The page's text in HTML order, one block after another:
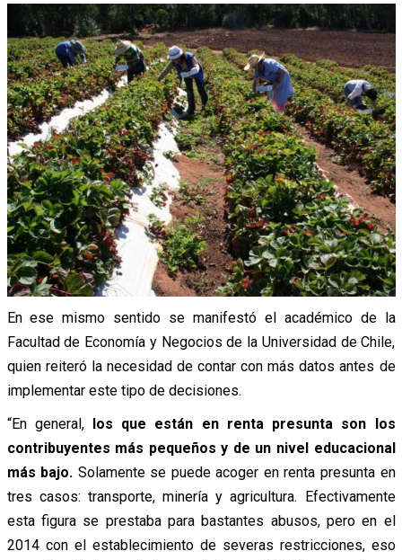
En ese mismo sentido se manifestó el académico de la
Facultad de Economía y Negocios de la Universidad de Chile,
quien reiteró la necesidad de contar con más datos antes de
implementar este tipo de decisiones.
“En general, los que están en renta presunta son los
contribuyentes más pequeños y de un nivel educacional
más bajo. Solamente se puede acoger en renta presunta en
tres casos: transporte, minería y agricultura. Efectivamente
esta figura se prestaba para bastantes abusos, pero en el
2014 con el establecimiento de severas restricciones, eso